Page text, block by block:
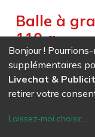
Balle à
110 g
Weight : 0,110kg|
EAN
8,17CHF
Bonjour !
supplémentaires
Livechat &
retirer votre
Laissez-moi choisir...